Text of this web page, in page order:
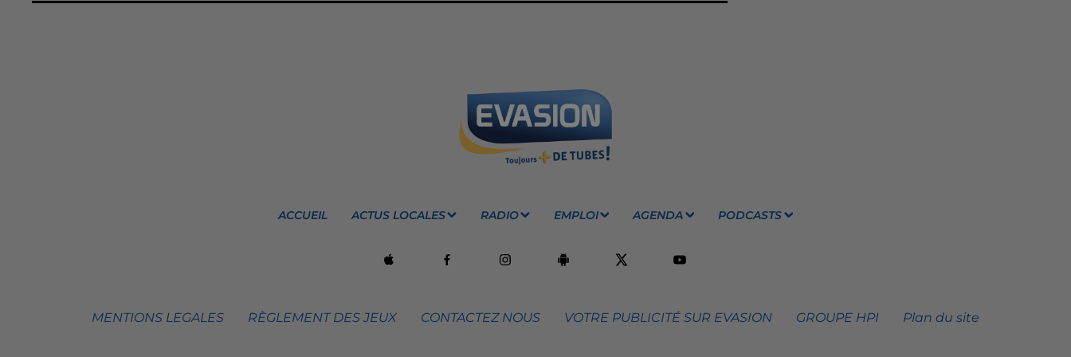
ACCUEIL ACTUS LOCALES RADIO EMPLOI AGENDA PODCASTS
MENTIONS LEGALES RÈGLEMENT DES JEUX CONTACTEZ NOUS VOTRE PUBLICITÉ SUR EVASION GROUPE HPI Plan du site